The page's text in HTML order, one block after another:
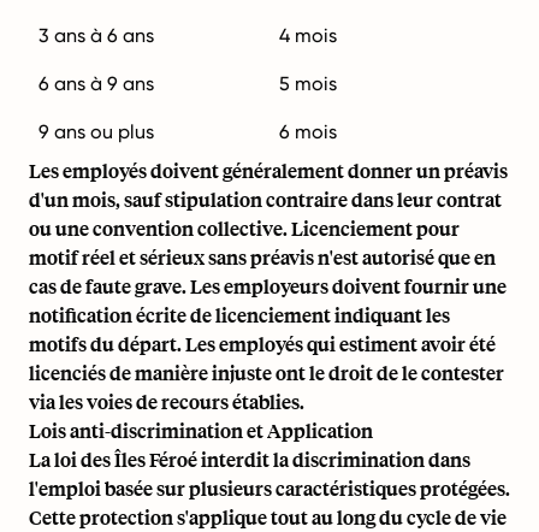
3 ans à 6 ans 4 mois
6 ans à 9 ans 5 mois
9 ans ou plus 6 mois
Les employés doivent généralement donner un préavis
d'un mois, sauf stipulation contraire dans leur contrat
ou une convention collective.Licenciement pour
motif réel et sérieuxsans préavis n'est autorisé que en
cas de faute grave. Les employeurs doivent fournir une
notification écrite de licenciement indiquant les
motifs du départ. Les employés qui estiment avoir été
licenciés de manière injuste ont le droit de le contester
via les voies de recours établies.
Lois anti-discrimination et Application
La loi des Îles Féroé interdit la discrimination dans
l'emploi basée sur plusieurs caractéristiques protégées.
Cette protection s'applique tout au long du cycle de vie